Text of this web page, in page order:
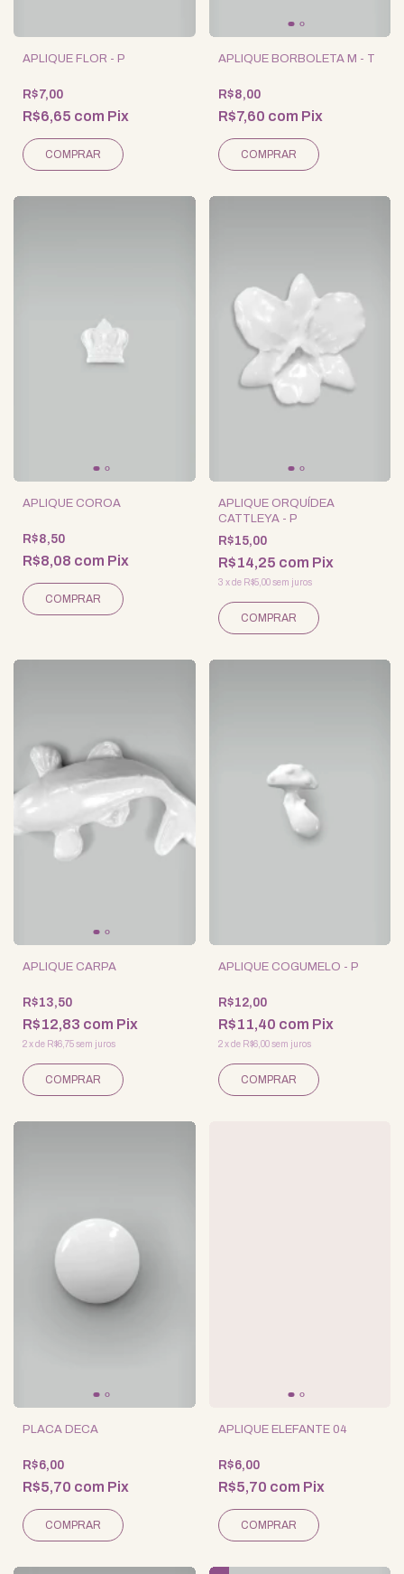
APLIQUE FLOR - P
R$7,00
R$6,65 com Pix
APLIQUE BORBOLETA M - T
R$8,00
R$7,60 com Pix
APLIQUE COROA
R$8,50
R$8,08 com Pix
APLIQUE ORQUÍDEA
CATTLEYA - P
R$15,00
R$14,25 com Pix
3 xde R$5,00 sem juros
APLIQUE CARPA
R$13,50
R$12,83 com Pix
2xde R$6,75sem juros
APLIQUE COGUMELO - P
R$12,00
R$11,40 com Pix
2 xde R$6,00 sem juros
PLACA DECA
R$6,00
R$5,70 com Pix
APLIQUE ELEFANTE 04
R$6,00
R$5,70 com Pix